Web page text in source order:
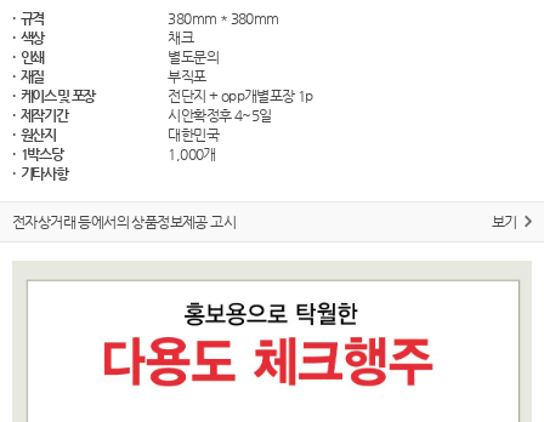
· 규격
380mm * 380mm
· 색상
채크
· 인쇄
별도문의
· 재질
부직포
· 케이스 및 포장
전단지 + opp개별포장 1p
· 제작기간
시안확정후 4~5일
· 원산지
대한민국
· 1박스당
1,000개
· 기타사항
전자상거래 등에서의 상품정보제공 고시 보기